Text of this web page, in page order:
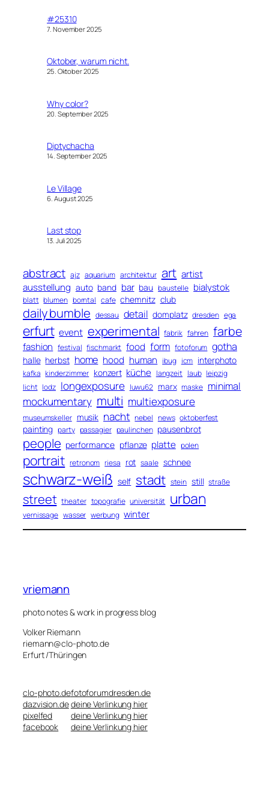
#25310
7. November 2025
Oktober, warum nicht.
25. Oktober 2025
Why color?
20. September 2025
Diptychacha
14. September 2025
Le Village
6. August 2025
Last stop
13. Juli 2025
abstract ajz aquarium architektur art artist
ausstellung auto band bar bau baustelle bialystok
blatt blumen borntal cafe chemnitz club
daily bumble dessau detail domplatz dresden ega
erfurt event experimental fabrik fahren farbe
fashion festival fischmarkt food form fotoforum gotha
halle herbst home hood human ibug icm interphoto
kafka kinderzimmer konzert küche langzeit laub leipzig
licht lodz longexposure luwu62 marx maske minimal
mockumentary multi multiexposure
museumskeller musik nacht nebel news oktoberfest
painting party passagier paulinchen pausenbrot
people performance pflanze platte polen
portrait retronom riesa rot saale schnee
schwarz-weiß self stadt stein still straße
street theater topografie universität urban
vernissage wasser werbung winter
vriemann
photo notes & work in progress blog
Volker Riemann
riemann@clo-photo.de
Erfurt /Thüringen
clo-photo.de
dazvision.de
pixelfed
facebook
fotoforumdresden.de
deine Verlinkung hier
deine Verlinkung hier
deine Verlinkung hier